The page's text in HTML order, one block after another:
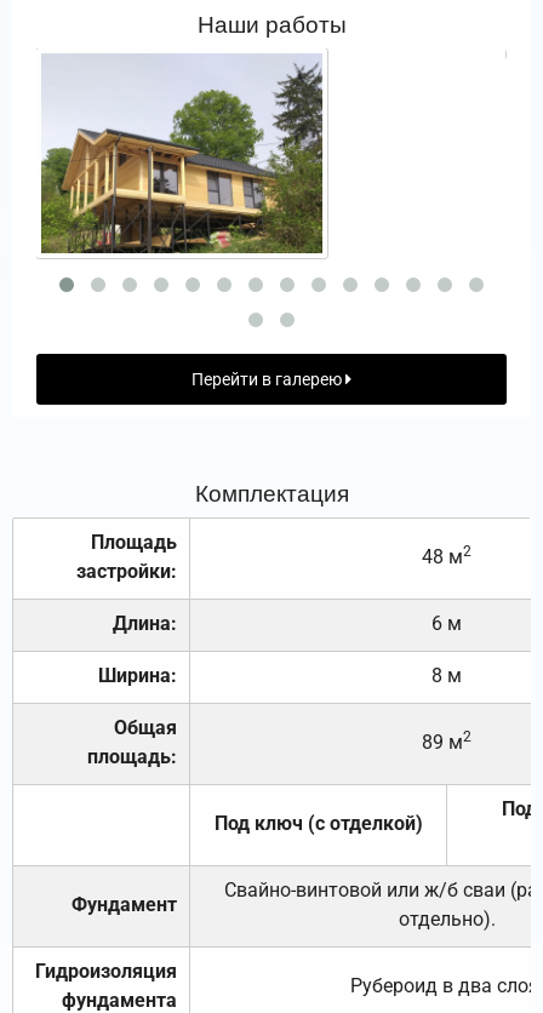
Наши работы
Перейти в галерею
Комплектация
Площадь
застройки:
48 м2
Длина: 6 м
Ширина: 8 м
Общая
площадь:
89 м2
Под ключ (с отделкой)
Под
Фундамент
Свайно-винтовой или ж/б сваи
отдельно).
Гидроизоляция
фундамента
Рубероид в два слоя.